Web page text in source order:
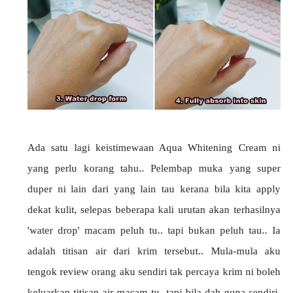
Ada satu lagi keistimewaan Aqua Whitening Cream ni
yang perlu korang tahu.. Pelembap muka yang super
duper ni lain dari yang lain tau kerana bila kita apply
dekat kulit, selepas beberapa kali urutan akan terhasilnya
'water drop' macam peluh tu.. tapi bukan peluh tau.. Ia
adalah titisan air dari krim tersebut.. Mula-mula aku
tengok review orang aku sendiri tak percaya krim ni boleh